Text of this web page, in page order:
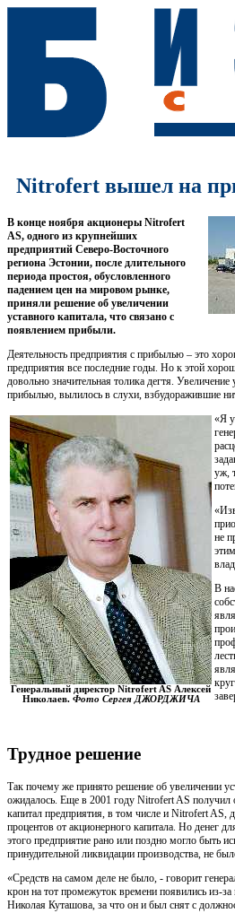
Nitrofert вышел на
В конце ноября акционеры Nitrofert
AS, одного из крупнейших
предприятий Северо-Восточного
региона Эстонии, после длительного
периода простоя, обусловленного
падением цен на мировом рынке,
приняли решение об увеличении
уставного капитала, что связано с
появлением прибыли.
Деятельность предприятия с прибылью – это
предприятия все последние годы. Но к этой
довольно значительная толика дегтя.
прибылью, вылилось в слухи, взбудоражившие
Генеральный директор Nitrofert AS Алексей
Николаев. Фото Сергея ДЖОРДЖИЧА
«Я
уж,
не
В
Трудное решение
Так почему же принято решение об увеличении
ожидалось. Еще в 2001 году Nitrofert AS получил
капитал предприятия, в том числе и Nitrofert AS,
процентов от акционерного капитала. Но денег
этого предприятие рано или поздно могло быть
принудительной ликвидации производства, не
«Средств на самом деле не было, - говорит
крон на тот промежуток времени появились из-
Николая Куташова, за что он и был снят с